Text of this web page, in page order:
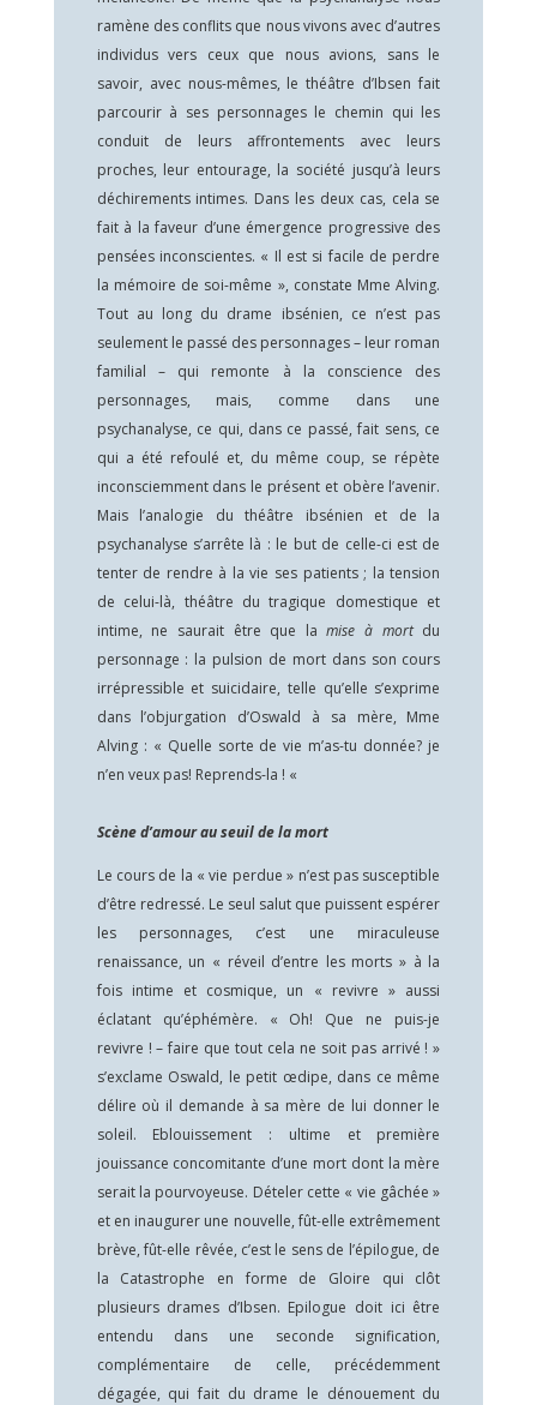
ramène des conflits que nous vivons avec d’autres
individus vers ceux que nous avions, sans le
savoir, avec nous-mêmes, le théâtre d’Ibsen fait
parcourir à ses personnages le chemin qui les
conduit de leurs affrontements avec leurs
proches, leur entourage, la société jusqu’à leurs
déchirements intimes. Dans les deux cas, cela se
fait à la faveur d’une émergence progressive des
pensées inconscientes. « Il est si facile de perdre
la mémoire de soi-même », constate Mme Alving.
Tout au long du drame ibsénien, ce n’est pas
seulement le passé des personnages – leur roman
familial – qui remonte à la conscience des
personnages, mais, comme dans une
psychanalyse, ce qui, dans ce passé, fait sens, ce
qui a été refoulé et, du même coup, se répète
inconsciemment dans le présent et obère l’avenir.
Mais l’analogie du théâtre ibsénien et de la
psychanalyse s’arrête là : le but de celle-ci est de
tenter de rendre à la vie ses patients ; la tension
de celui-là, théâtre du tragique domestique et
intime, ne saurait être que lamise à mortdu
personnage : la pulsion de mort dans son cours
irrépressible et suicidaire, telle qu’elle s’exprime
dans l’objurgation d’Oswald à sa mère, Mme
Alving : « Quelle sorte de vie m’as-tu donnée? je
n’en veux pas! Reprends-la ! «
Scène d’amour au seuil de la mort
Le cours de la « vie perdue » n’est pas susceptible
d’être redressé. Le seul salut que puissent espérer
les personnages, c’est une miraculeuse
renaissance, un « réveil d’entre les morts » à la
fois intime et cosmique, un « revivre » aussi
éclatant qu’éphémère. « Oh! Que ne puis-je
revivre ! – faire que tout cela ne soit pas arrivé ! »
s’exclame Oswald, le petit œdipe, dans ce même
délire où il demande à sa mère de lui donner le
soleil. Eblouissement : ultime et première
jouissance concomitante d’une mort dont la mère
serait la pourvoyeuse. Dételer cette « vie gâchée »
et en inaugurer une nouvelle, fût-elle extrêmement
brève, fût-elle rêvée, c’est le sens de l’épilogue, de
la Catastrophe en forme de Gloire qui clôt
plusieurs drames d’Ibsen. Epilogue doit ici être
entendu dans une seconde signification,
complémentaire de celle, précédemment
dégagée, qui fait du drame le dénouement du